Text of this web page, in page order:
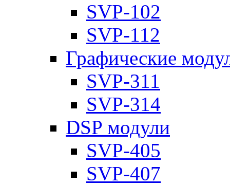
SVP-102
SVP-112
Графические
SVP-311
SVP-314
DSP модули
SVP-405
SVP-407